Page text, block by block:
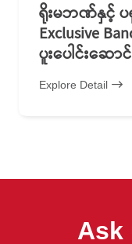
ရိုးမဘဏ်နှင့်
Exclusive
ပူးပေါင်းဆ
Explore Detail
Ask